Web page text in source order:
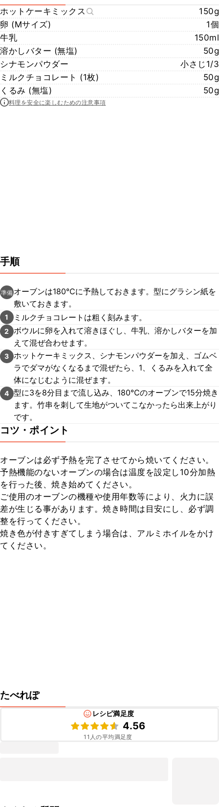
ホットケーキミックス
150g
卵 (Mサイズ)
1個
牛乳
150ml
溶かしバター (無塩)
50g
シナモンパウダー
小さじ1/3
ミルクチョコレート (1枚)
50g
くるみ (無塩)
50g
料理を安全に楽しむための注意事項
手順
準備 オーブンは180℃に予熱しておきます。型にグラシン紙を
敷いておきます。
1 ミルクチョコレートは粗く刻みます。
2
ボウルに卵を入れて溶きほぐし、牛乳、溶かしバターを加
えて混ぜ合わせます。
3 ホットケーキミックス、シナモンパウダーを加え、ゴムベ
ラでダマがなくなるまで混ぜたら、1、くるみを入れて全
体になじむように混ぜます。
4 型に3を8分目まで流し込み、180℃のオーブンで15分焼き
ます。竹串を刺して生地がついてこなかったら出来上がり
です。
コツ・ポイント
オーブンは必ず予熱を完了させてから焼いてください。
予熱機能のないオーブンの場合は温度を設定し10分加熱
を行った後、焼き始めてください。
ご使用のオーブンの機種や使用年数等により、火力に誤
差が生じる事があります。焼き時間は目安にし、必ず調
整を行ってください。
焼き色が付きすぎてしまう場合は、アルミホイルをかけ
てください。
たべれぽ
レシピ満足度
4.56
11 人の平均満足度